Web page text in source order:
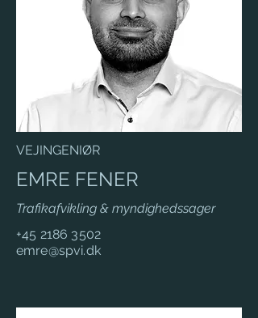
VEJINGENIØR
EMRE FENER
Trafikafvikling & myndighedssager
+45 2186 3502
emre@spvi.dk